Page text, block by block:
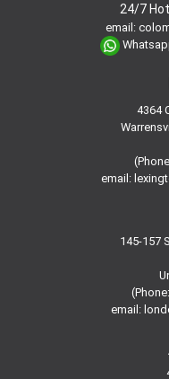
24/7
email:
4364
email:
145-157
email: